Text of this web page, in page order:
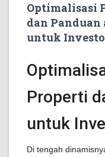
Optimalisasi
dan Panduan
untuk
Properti
untuk
Di tengah